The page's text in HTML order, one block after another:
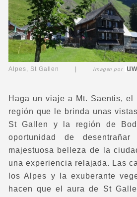
Alpes, St Gallen | Imagen por
Haga un viaje a Mt. Saentis,
región que le brinda unas
St Gallen y la región de
oportunidad de
majestuosa belleza de la
una experiencia relajada. Las
los Alpes y la exuberante
hacen que el aura de St